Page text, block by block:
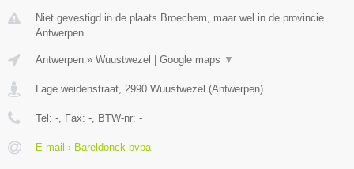
Niet gevestigd in de plaats Broechem, maar wel in de provincie
Antwerpen.
Antwerpen » Wuustwezel Google maps ▼
Lage weidenstraat 2990 Wuustwezel (Antwerpen)
Tel: - , Fax: - , BTW-nr: -
E-mail › Bareldonck bvba